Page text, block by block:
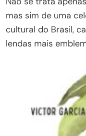
mas sim de uma
cultural do Brasil,
lendas mais